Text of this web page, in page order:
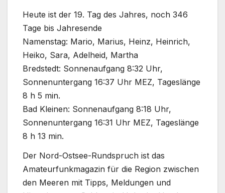
Heute ist der 19. Tag des Jahres, noch 346
Tage bis Jahresende
Namenstag: Mario, Marius, Heinz, Heinrich,
Heiko, Sara, Adelheid, Martha
Bredstedt: Sonnenaufgang 8:32 Uhr,
Sonnenuntergang 16:37 Uhr MEZ, Tageslänge
8 h 5 min.
Bad Kleinen: Sonnenaufgang 8:18 Uhr,
Sonnenuntergang 16:31 Uhr MEZ, Tageslänge
8 h 13 min.
Der Nord-Ostsee-Rundspruch ist das
Amateurfunkmagazin für die Region zwischen
den Meeren mit Tipps, Meldungen und